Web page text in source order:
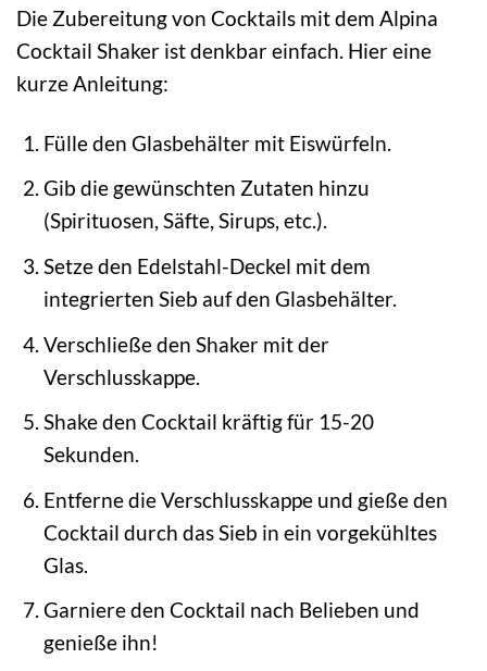
Die Zubereitung von Cocktails mit dem Alpina
Cocktail Shaker ist denkbar einfach. Hier eine
kurze Anleitung:
Fülle den Glasbehälter mit Eiswürfeln.
Gib die gewünschten Zutaten hinzu
(Spirituosen, Säfte, Sirups, etc.).
Setze den Edelstahl-Deckel mit dem
integrierten Sieb auf den Glasbehälter.
Verschließe den Shaker mit der
Verschlusskappe.
Shake den Cocktail kräftig für 15-20
Sekunden.
Entferne die Verschlusskappe und gieße den
Cocktail durch das Sieb in ein vorgekühltes
Glas.
Garniere den Cocktail nach Belieben und
genieße ihn!